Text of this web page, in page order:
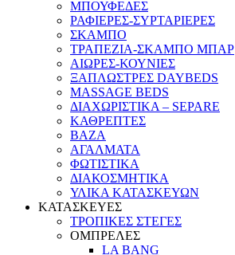
ΜΠΟΥΦΕΔΕΣ
ΡΑΦΙΕΡΕΣ-ΣΥΡΤΑΡΙΕΡΕΣ
ΣΚΑΜΠΟ
ΤΡΑΠΕΖΙΑ-ΣΚΑΜΠΟ ΜΠΑΡ
ΑΙΩΡΕΣ-ΚΟΥΝΙΕΣ
ΞΑΠΛΩΣΤΡΕΣ DAYBEDS
MASSAGE BEDS
ΔΙΑΧΩΡΙΣΤΙΚΑ – SEPARE
ΚΑΘΡΕΠΤΕΣ
ΒΑΖΑ
ΑΓΑΛΜΑΤΑ
ΦΩΤΙΣΤΙΚΑ
ΔΙΑΚΟΣΜΗΤΙΚΑ
ΥΛΙΚΑ ΚΑΤΑΣΚΕΥΩΝ
ΚΑΤΑΣΚΕΥΕΣ
ΤΡΟΠΙΚΕΣ ΣΤΕΓΕΣ
ΟΜΠΡΕΛΕΣ
LA BANG